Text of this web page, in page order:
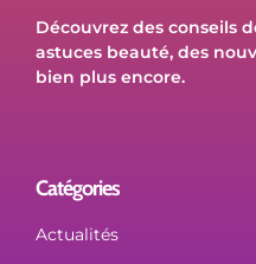
Découvrez des conseils
astuces beauté, des
bien plus encore.
Catégories
Actualités